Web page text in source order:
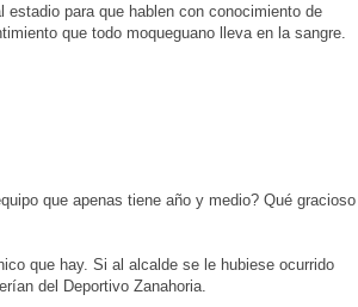
para que hablen con conocimiento de
que todo moqueguano lleva en la sangre.
que apenas tiene año y medio? Qué gracioso
que hay. Si al alcalde se le hubiese ocurrido
del Deportivo Zanahoria.